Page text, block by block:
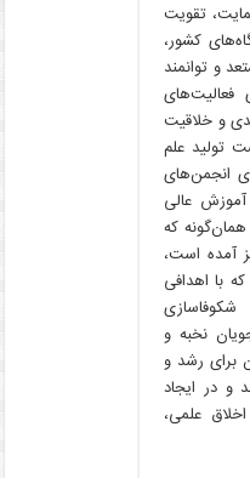
تقویت
کشور،
و توانمند
فعالیت‌های
و خلاقیت
تولید علم
انجمن‌های
عالی
که
آمده است،
با اهدافی
شکوفاسازی
نخبه و
برای رشد و
و در ایجاد
علمی،